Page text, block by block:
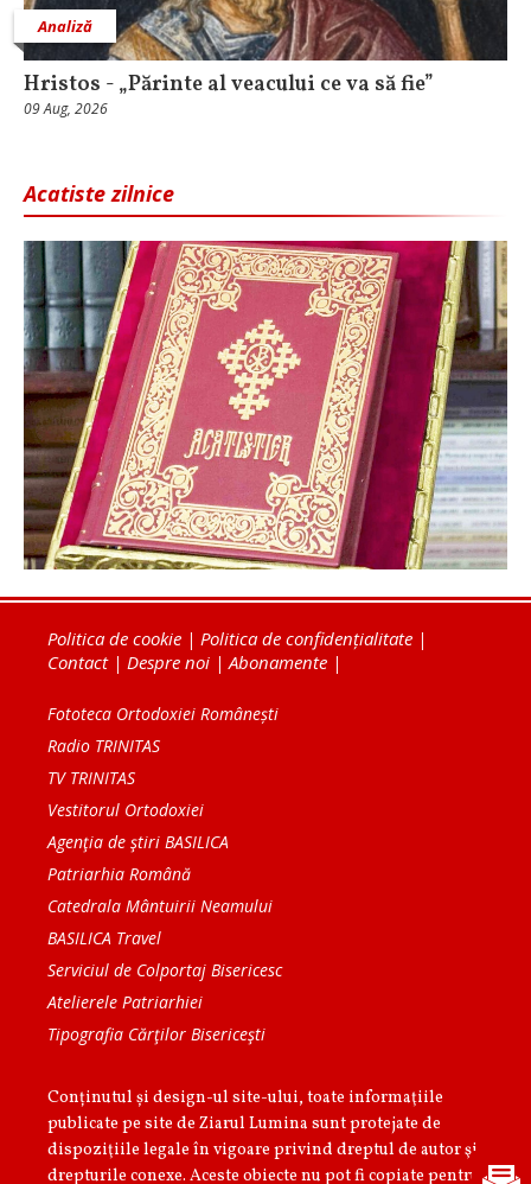
Analiză
Hristos - „Părinte al veacului ce va să fie”
09 Aug, 2026
Acatiste zilnice
Politica de cookie | Politica de confidențialitate |
Contact| Despre noi |Abonamente |
Fototeca Ortodoxiei Românești
Radio TRINITAS
TV TRINITAS
Vestitorul Ortodoxiei
Agenţia de ştiri BASILICA
Patriarhia Română
Catedrala Mântuirii Neamului
BASILICA Travel
Serviciul de Colportaj Bisericesc
Atelierele Patriarhiei
Tipografia Cărţilor Bisericeşti
Conținutul și design-ul site-ului, toate informaţiile
publicate pe site de Ziarul Lumina sunt protejate de
dispoziţiile legale în vigoare privind dreptul de autor şi
drepturile conexe. Aceste obiecte nu pot fi copiate pentru